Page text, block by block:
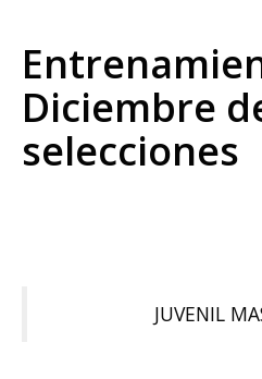
Diciembre
selecciones
JUVENIL